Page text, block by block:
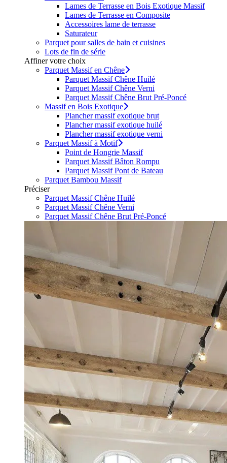
Lames de Terrasse en Bois Exotique Massif
Lames de Terrasse en Composite
Accessoires lame de terrasse
Saturateur
Parquet pour salles de bain et cuisines
Lots de fin de série
Affiner votre choix
Parquet Massif en Chêne
Parquet Massif Chêne Huilé
Parquet Massif Chêne Verni
Parquet Massif Chêne Brut Pré-Poncé
Massif en Bois Exotique
Plancher massif exotique brut
Plancher massif exotique huilé
Plancher massif exotique verni
Parquet Massif à Motif
Point de Hongrie Massif
Parquet Massif Bâton Rompu
Parquet Massif Pont de Bateau
Parquet Bambou Massif
Préciser
Parquet Massif Chêne Huilé
Parquet Massif Chêne Verni
Parquet Massif Chêne Brut Pré-Poncé